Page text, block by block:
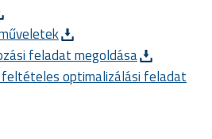
feladat megoldása
optimalizálási feladat